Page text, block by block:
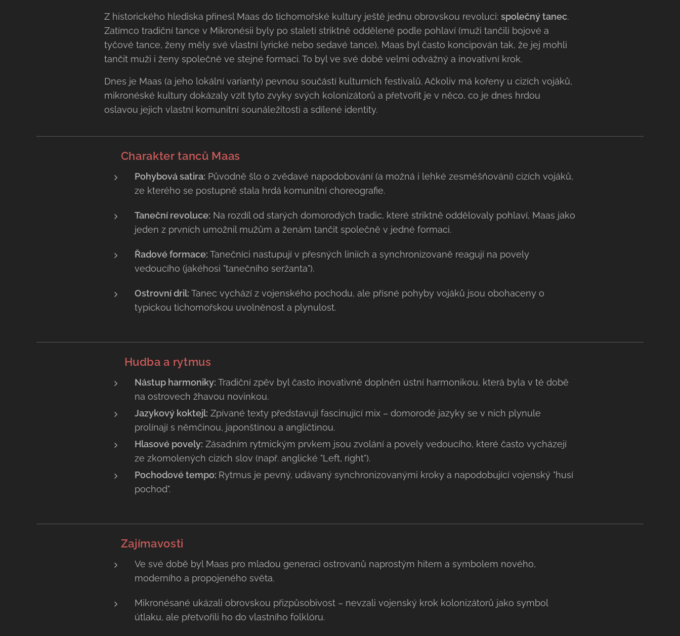
Z historického hlediska přinesl Maas do tichomořské kultury ještě jednu obrovskou revoluci: společný tanec.
Zatímco tradiční tance v Mikronésii byly po staletí striktně oddělené podle pohlaví (muži tančili bojové a
tyčové tance, ženy měly své vlastní lyrické nebo sedavé tance), Maas byl často koncipován tak, že jej mohli
tančit muži i ženy společně ve stejné formaci. To byl ve své době velmi odvážný a inovativní krok.
Dnes je Maas (a jeho lokální varianty) pevnou součástí kulturních festivalů. Ačkoliv má kořeny u cizích vojáků,
mikronéské kultury dokázaly vzít tyto zvyky svých kolonizátorů a přetvořit je v něco, co je dnes hrdou
oslavou jejich vlastní komunitní sounáležitosti a sdílené identity.
💃 Charakter tanců Maas
Pohybová satira: Původně šlo o zvědavé napodobování (a možná i lehké zesměšňování) cizích vojáků,
ze kterého se postupně stala hrdá komunitní choreografie.
Taneční revoluce: Na rozdíl od starých domorodých tradic, které striktně oddělovaly pohlaví, Maas jako
jeden z prvních umožnil mužům a ženám tančit společně v jedné formaci.
Řadové formace: Tanečníci nastupují v přesných liniích a synchronizovaně reagují na povely
vedoucího (jakéhosi "tanečního seržanta").
Ostrovní dril: Tanec vychází z vojenského pochodu, ale přísné pohyby vojáků jsou obohaceny o
typickou tichomořskou uvolněnost a plynulost.
Hudba a rytmus
Nástup harmoniky: Tradiční zpěv byl často inovativně doplněn ústní harmonikou, která byla v té době
na ostrovech žhavou novinkou.
Jazykový koktejl: Zpívané texty představují fascinující mix – domorodé jazyky se v nich plynule
prolínají s němčinou, japonštinou a angličtinou.
Hlasové povely: Zásadním rytmickým prvkem jsou zvolání a povely vedoucího, které často vycházejí
ze zkomolených cizích slov (např. anglické "Left, right").
Pochodové tempo: Rytmus je pevný, udávaný synchronizovanými kroky a napodobující vojenský "husí
pochod".
💡 Zajímavosti
Ve své době byl Maas pro mladou generaci ostrovanů naprostým hitem a symbolem nového,
moderního a propojeného světa.
Mikronésané ukázali obrovskou přizpůsobivost – nevzali vojenský krok kolonizátorů jako symbol
útlaku, ale přetvořili ho do vlastního folklóru.